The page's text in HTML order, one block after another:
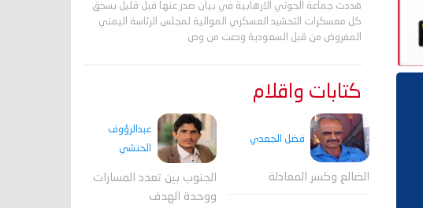
هددت جماعة الحوثي الارهابية في بيان صدر عنها قبل قليل بسحق
كل معسكرات التحشيد العسكري الموالية لمجلس الرئاسة اليمني
المفروض من قبل السعودية ودعت من وص
كتابات واقلام
فضل الجعدي
الضالع وكسر المعادلة
عبدالرؤوف
الحنشي
الجنوب بين تعدد المسارات
ووحدة الهدف